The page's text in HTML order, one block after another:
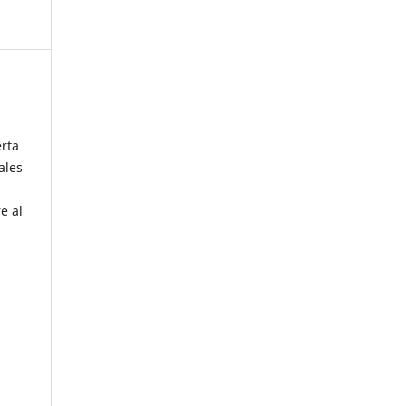
al